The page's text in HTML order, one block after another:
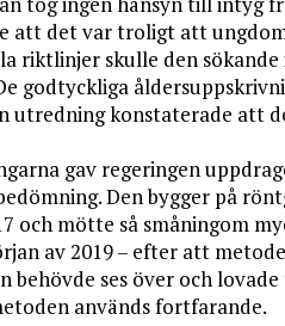
att det var troligt att
riktlinjer skulle den
godtyckliga
utredning konstaterade att
gav regeringen
Den bygger på
och mötte så småningom
av 2019 – efter att
behövde ses över och
används fortfarande.